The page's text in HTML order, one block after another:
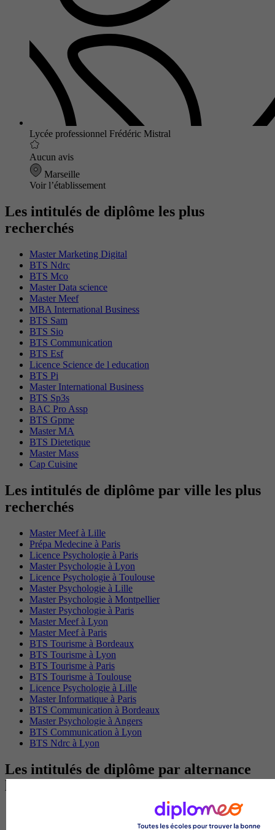
Lycée professionnel Frédéric Mistral
Aucun avis
Marseille
Voir l’établissement
Les intitulés de diplôme les plus
recherchés
Master Marketing Digital
BTS Ndrc
BTS Mco
Master Data science
Master Meef
MBA International Business
BTS Sam
BTS Sio
BTS Communication
BTS Esf
Licence Science de l education
BTS Pi
Master International Business
BTS Sp3s
BAC Pro Assp
BTS Gpme
Master MA
BTS Dietetique
Master Mass
Cap Cuisine
Les intitulés de diplôme par ville les plus
recherchés
Master Meef à Lille
Prépa Medecine à Paris
Licence Psychologie à Paris
Master Psychologie à Lyon
Licence Psychologie à Toulouse
Master Psychologie à Lille
Master Psychologie à Montpellier
Master Psychologie à Paris
Master Meef à Lyon
Master Meef à Paris
BTS Tourisme à Bordeaux
BTS Tourisme à Lyon
BTS Tourisme à Paris
BTS Tourisme à Toulouse
Licence Psychologie à Lille
Master Informatique à Paris
BTS Communication à Bordeaux
Master Psychologie à Angers
BTS Communication à Lyon
BTS Ndrc à Lyon
Les intitulés de diplôme par alternance
les plus recherchés
BTS Dietetique en alternance